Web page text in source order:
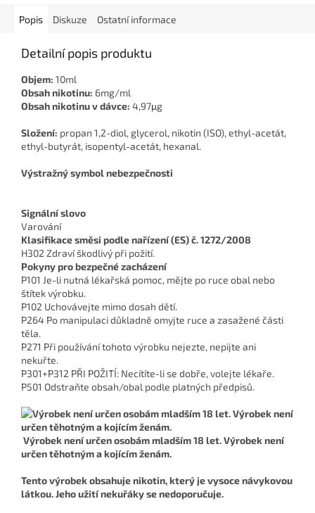
Popis Diskuze Ostatní informace
Detailní popis produktu
Objem: 10ml
Obsah nikotinu: 6mg/ml
Obsah nikotinu v dávce: 4,97μg
Složení: propan 1,2-diol, glycerol, nikotin (ISO), ethyl-acetát,
ethyl-butyrát, isopentyl-acetát, hexanal.
Výstražný symbol nebezpečnosti
Signální slovo
Varování
Klasifikace směsi podle nařízení (ES) č. 1272/2008
H302 Zdraví škodlivý při požití.
Pokyny pro bezpečné zacházení
P101 Je-li nutná lékařská pomoc, mějte po ruce obal nebo
štítek výrobku.
P102 Uchovávejte mimo dosah dětí.
P264 Po manipulaci důkladně omyjte ruce a zasažené části
těla.
P271 Při používání tohoto výrobku nejezte, nepijte ani
nekuřte.
P301+P312 PŘI POŽITÍ: Necítíte-li se dobře, volejte lékaře.
P501 Odstraňte obsah/obal podle platných předpisů.
Výrobek není určen osobám mladším 18 let. Výrobek není
určen těhotným a kojícím ženám.
Tento výrobek obsahuje nikotin, který je vysoce návykovou
látkou. Jeho užití nekuřáky se nedoporučuje.